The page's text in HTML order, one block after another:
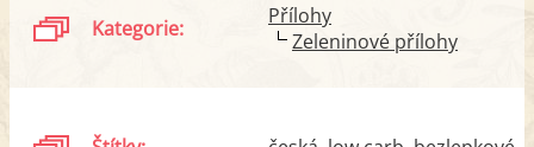
Kategorie:
Přílohy
Zeleninové přílohy